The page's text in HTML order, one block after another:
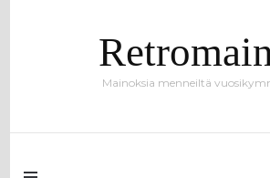
Mainoksia menneiltä